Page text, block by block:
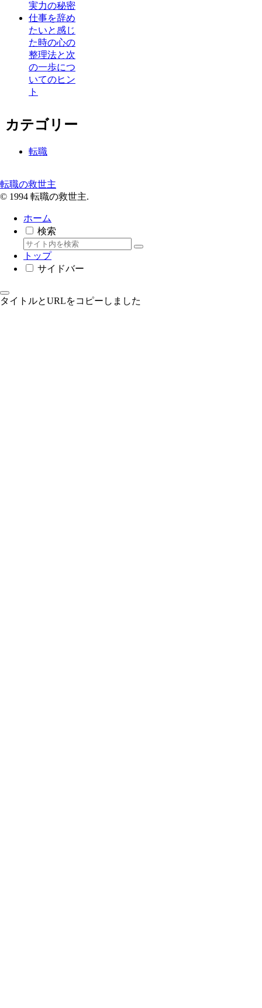
実力の秘密
仕事を辞め
たいと感じ
た時の心の
整理法と次
の一歩につ
いてのヒン
ト
カテゴリー
転職
転職の救世主
© 1994 転職の救世主.
ホーム
検索
トップ
サイドバー
タイトルとURLをコピーしました